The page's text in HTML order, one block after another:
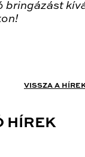
bringázást
VISSZA A
HÍREK